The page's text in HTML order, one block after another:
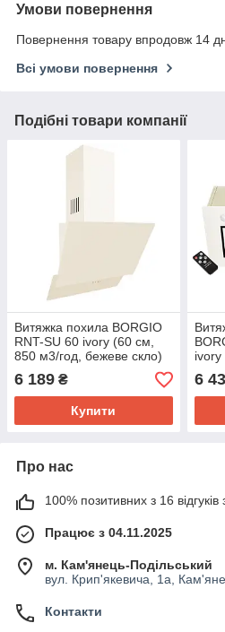
Умови повернення
Повернення товару впродовж 14
Всі умови повернення
Подібні товари компанії
Витяжка похила BORGIO
RNT-SU 60 ivory (60 см,
850 м3/год, бежеве скло)
6 189 ₴
Купити
ivory
м3/
6
Про нас
100% позитивних з 16 відгуків
Працює з 04.11.2025
м. Кам'янець-Подільський
вул. Крип'якевича, 1а,
Контакти